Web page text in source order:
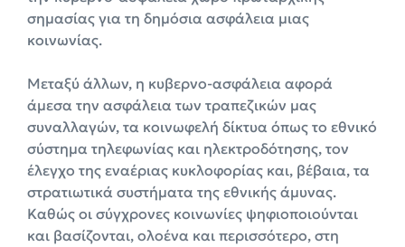
σημασίας για τη δημόσια ασφάλεια μιας
κοινωνίας.
Μεταξύ άλλων, η κυβερνο-ασφάλεια αφορά
άμεσα την ασφάλεια των τραπεζικών μας
συναλλαγών, τα κοινωφελή δίκτυα όπως το εθνικό
σύστημα τηλεφωνίας και ηλεκτροδότησης, τον
έλεγχο της εναέριας κυκλοφορίας και, βέβαια, τα
στρατιωτικά συστήματα της εθνικής άμυνας.
Καθώς οι σύγχρονες κοινωνίες ψηφιοποιούνται
και βασίζονται, ολοένα και περισσότερο, στη